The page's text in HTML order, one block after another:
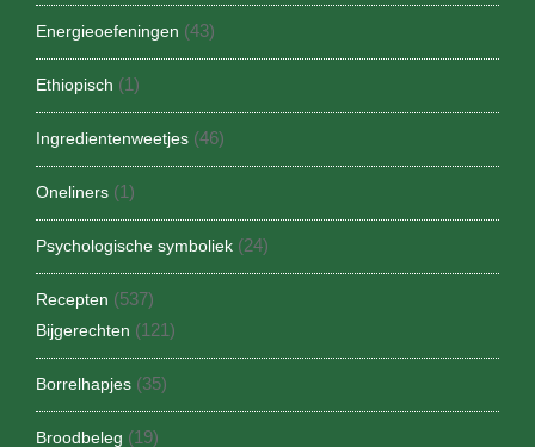
Energieoefeningen (43)
Ethiopisch (1)
Ingredientenweetjes (46)
Oneliners (1)
Psychologische symboliek (24)
Recepten (537)
Bijgerechten (121)
Borrelhapjes (35)
Broodbeleg (19)